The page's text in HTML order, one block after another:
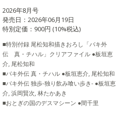
2026年8月号
発売日：2026年06月19日
特別定価：900円 (10%税込)
■特別付録 尾松知和描きおろし「バキ外
伝 真・チハル」クリアファイル ●板垣恵
介, 尾松知和
■バキ外伝 真・チハル ●板垣恵介, 尾松知和
■バキ外伝 独歩-独り飲み喰い歩き- ●板垣恵
介, 浜岡賢次, 林たかあき
■おとぎの国のデスマシーン ●間千里